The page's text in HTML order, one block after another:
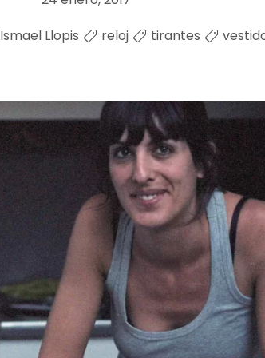
Ismael Llopis reloj tirantes